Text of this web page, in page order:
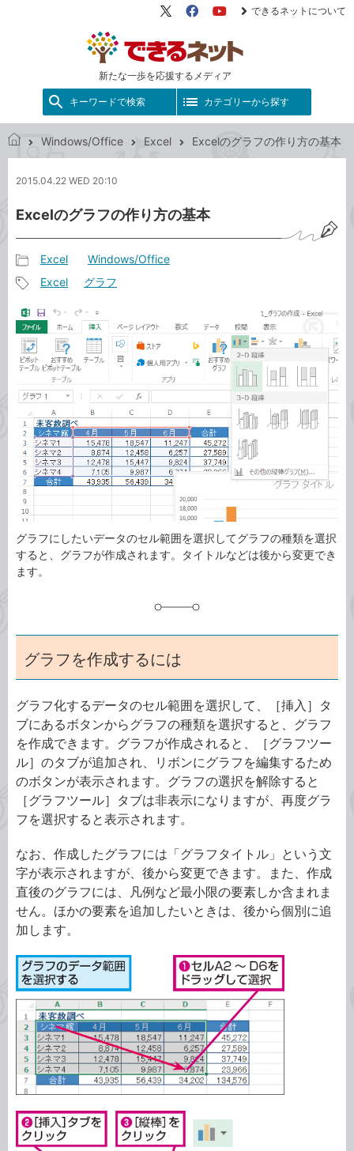
新たな一歩を応援するメディア
X（旧
FacebookYouTube
できるネットについて
キーワードで検索 カテゴリーから探す
る
ッ
ト
Windows/Office Excel Excelのグラフの作り方の基本
2015.04.22 WED 20:10
Excelのグラフの作り方の基本
事
カ
テ
ゴ
リ
Excel Windows/Office
事
タ
グ
Excel グラフ
グラフにしたいデータのセル範囲を選択してグラフの種類を選択
すると、グラフが作成されます。タイトルなどは後から変更でき
ます。
グラフを作成するには
グラフ化するデータのセル範囲を選択して、［挿入］タ
ブにあるボタンからグラフの種類を選択すると、グラフ
を作成できます。グラフが作成されると、［グラフツー
ル］のタブが追加され、リボンにグラフを編集するため
のボタンが表示されます。グラフの選択を解除すると
［グラフツール］タブは非表示になりますが、再度グラ
フを選択すると表示されます。
なお、作成したグラフには「グラフタイトル」という文
字が表示されますが、後から変更できます。また、作成
直後のグラフには、凡例など最小限の要素しか含まれま
せん。ほかの要素を追加したいときは、後から個別に追
加します。